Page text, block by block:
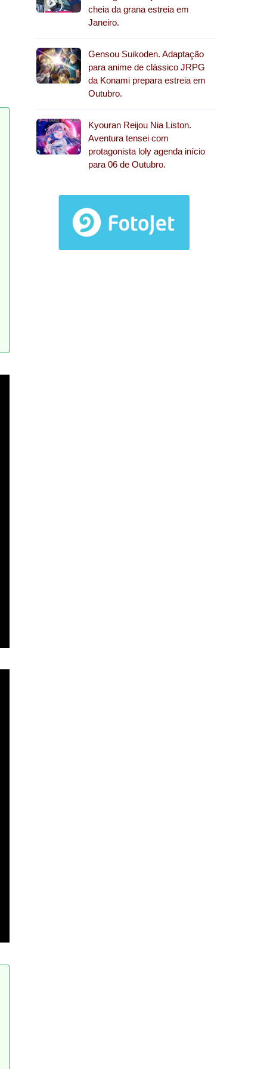
cheia da grana estreia em
Janeiro.
Gensou Suikoden. Adaptação
para anime de clássico JRPG
da Konami prepara estreia em
Outubro.
Kyouran Reijou Nia Liston.
Aventura tensei com
protagonista loly agenda início
para 06 de Outubro.